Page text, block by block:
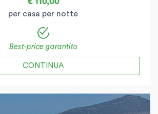
per casa per notte
Best-price garantito
CONTINUA